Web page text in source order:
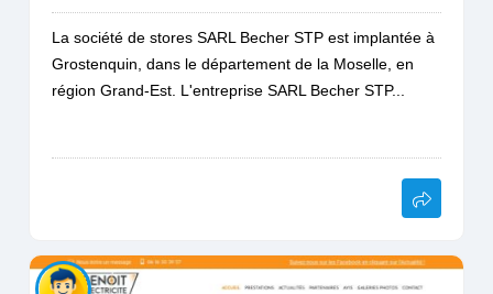
La société de stores SARL Becher STP est implantée à
Grostenquin, dans le département de la Moselle, en
région Grand-Est. L'entreprise SARL Becher STP...